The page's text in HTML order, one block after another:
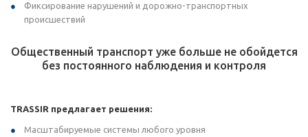
Фиксирование нарушений и дорожно-транспортных
происшествий
Общественный транспорт уже больше не обойдется
без постоянного наблюдения и контроля
TRASSIR предлагает решения:
Масштабируемые системы любого уровня